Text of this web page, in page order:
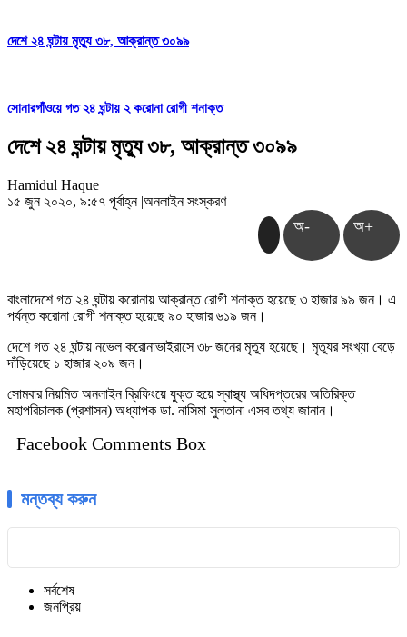
দেশে ২৪ ঘন্টায় মৃত্যু ৩৮, আক্রান্ত ৩০৯৯
সোনারগাঁওয়ে গত ২৪ ঘন্টায় ২ করোনা রোগী শনাক্ত
দেশে ২৪ ঘন্টায় মৃত্যু ৩৮, আক্রান্ত ৩০৯৯
Hamidul Haque
১৫ জুন ২০২০, ৯:৫৭ পূর্বাহ্ন |অনলাইন সংস্করণ
অ- অ+
বাংলাদেশে গত ২৪ ঘন্টায় করোনায় আক্রান্ত রোগী শনাক্ত হয়েছে ৩ হাজার ৯৯ জন। এ
পর্যন্ত করোনা রোগী শনাক্ত হয়েছে ৯০ হাজার ৬১৯ জন।
দেশে গত ২৪ ঘন্টায় নভেল করোনাভাইরাসে ৩৮ জনের মৃত্যু হয়েছে। মৃত্যুর সংখ্যা বেড়ে
দাঁড়িয়েছে ১ হাজার ২০৯ জন।
সোমবার নিয়মিত অনলাইন ব্রিফিংয়ে যুক্ত হয়ে স্বাস্থ্য অধিদপ্তরের অতিরিক্ত
মহাপরিচালক (প্রশাসন) অধ্যাপক ডা. নাসিমা সুলতানা এসব তথ্য জানান।
Facebook Comments Box
মন্তব্য করুন
সর্বশেষ
জনপ্রিয়